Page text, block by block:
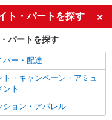
詳細を見る
パート】
。
下関市楠乃５－５－２
OK
勤務（1日4h以内）OK
勤務OK
険あり
用あり
ト・パートを探す
パートを探す
バー・配達
ト・キャンペーン・アミュ
ント
ション・アパレル